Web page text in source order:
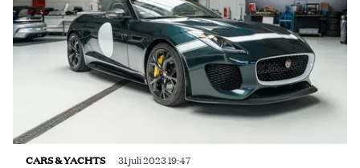
CARS & YACHTS 31 juli 2023 19:47